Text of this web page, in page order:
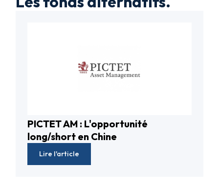
Fonds alternatifs
PICTET AM : L'opportunité
long/short en Chine
Lire l'article